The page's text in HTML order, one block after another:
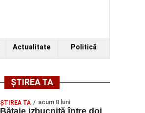
Actualitate Politică
ȘTIREA TA
ŞTIREA TA acum 8 luni
Bătaie izbucnită între doi